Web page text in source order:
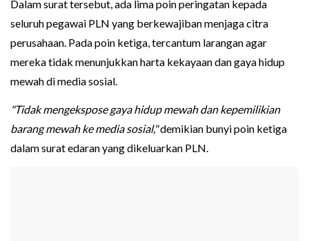
Dalam surat tersebut, ada lima poin peringatan kepada
seluruh pegawai PLN yang berkewajiban menjaga citra
perusahaan. Pada poin ketiga, tercantum larangan agar
mereka tidak menunjukkan harta kekayaan dan gaya hidup
mewah di media sosial.
"Tidak mengekspose gaya hidup mewah dan kepemilikian
barang mewah ke media sosial,"demikian bunyi poin ketiga
dalam surat edaran yang dikeluarkan PLN.